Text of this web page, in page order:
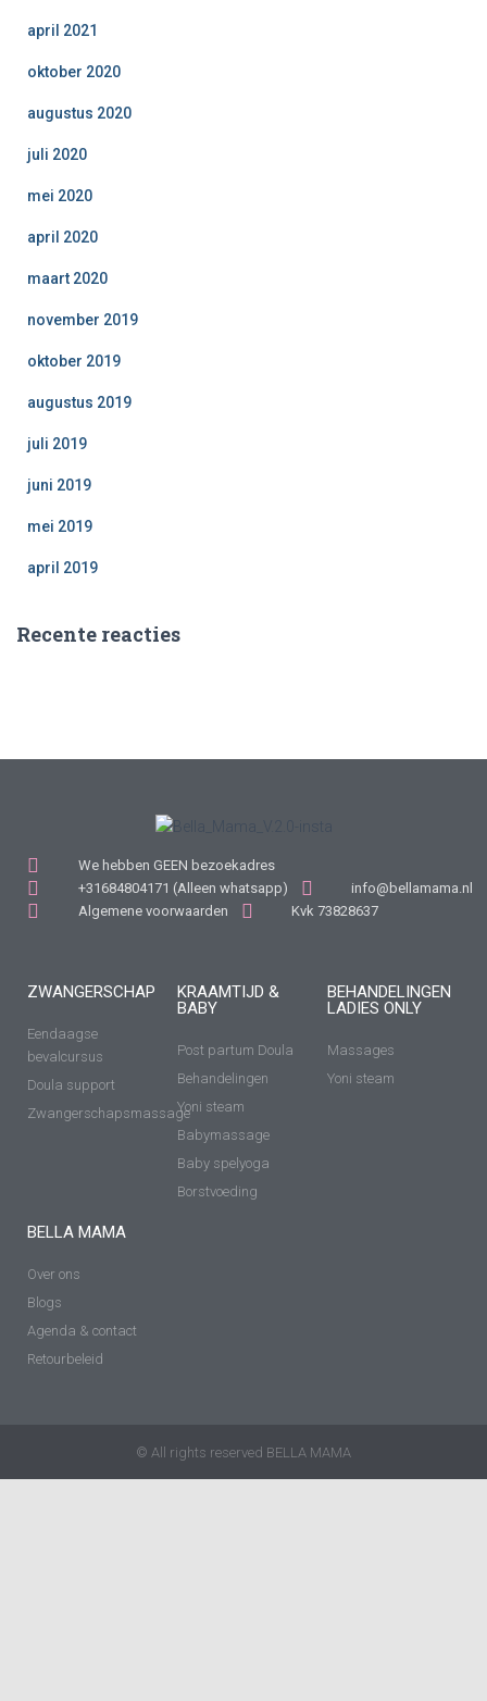
april 2021
oktober 2020
augustus 2020
juli 2020
mei 2020
april 2020
maart 2020
november 2019
oktober 2019
augustus 2019
juli 2019
juni 2019
mei 2019
april 2019
Recente reacties
We hebben GEEN bezoekadres
+31684804171 (Alleen whatsapp)
info@bellamama.nl
Algemene voorwaarden
Kvk 73828637
ZWANGERSCHAP
Eendaagse
bevalcursus
Doula support
Zwangerschapsmassage
KRAAMTIJD &
BABY
Post partum Doula
Behandelingen
Yoni steam
Babymassage
Baby spelyoga
Borstvoeding
BEHANDELINGEN
LADIES ONLY
Massages
Yoni steam
BELLA MAMA
Over ons
Blogs
Agenda & contact
Retourbeleid
© All rights reserved BELLA MAMA